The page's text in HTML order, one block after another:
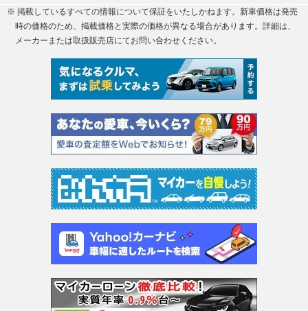
※ 掲載しているすべての情報について保証をいたしかねます。新車価格は発売
時の価格のため、掲載価格と実際の価格が異なる場合があります。詳細は、
メーカーまたは取扱販売店にてお問い合わせください。